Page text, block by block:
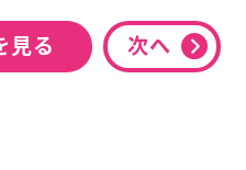
見る 次へ